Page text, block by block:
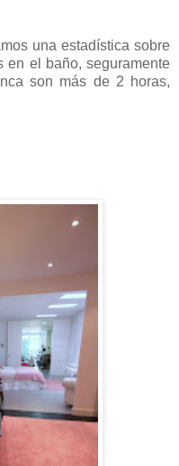
una estadística sobre
en el baño, seguramente
son más de 2 horas,